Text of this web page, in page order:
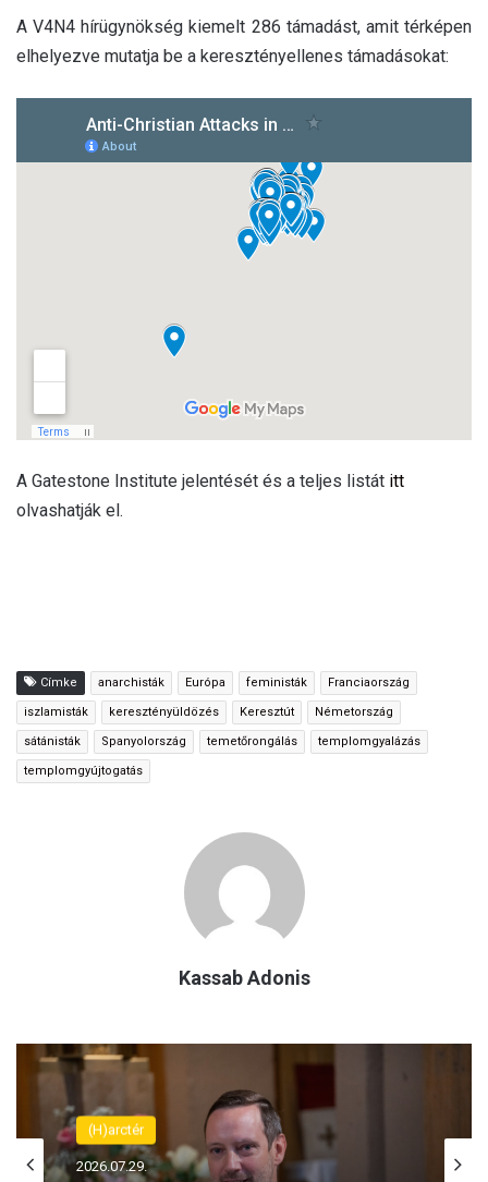
A V4N4 hírügynökség kiemelt 286 támadást, amit térképen
elhelyezve mutatja be a keresztényellenes támadásokat:
A Gatestone Institute jelentését és a teljes listát itt
olvashatják el.
Címke anarchisták Európa feministák Franciaország
iszlamisták keresztényüldözés Keresztút Németország
sátánisták Spanyolország temetőrongálás templomgyalázás
templomgyújtogatás
Kassab Adonis
Keresztényüldözés
2026.07.29.